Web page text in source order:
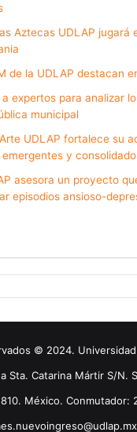
Aztecas UDLAP jugará
de la UDLAP destacan
expertos para analizar
municipal
UDLAP fortalece su
y
asesora un proyecto
episodios ansioso-
© 2024.
Sta. Catarina Mártir S/N.
México. Conmutador: